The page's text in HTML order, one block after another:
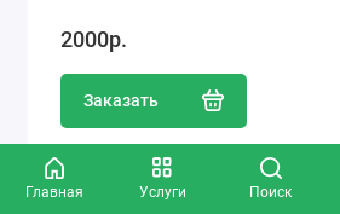
Главная Услуги Поиск
2000р.
Заказать